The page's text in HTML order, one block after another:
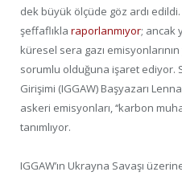
dek büyük ölçüde göz ardı
şeffaflıkla raporlanmıyor; ancak
küresel sera gazı
sorumlu olduğuna işaret ediyor.
Girişimi (IGGAW) Başyazarı
askeri emisyonları, ‘‘karbon
tanımlıyor.
IGGAW’ın Ukrayna Savaşı